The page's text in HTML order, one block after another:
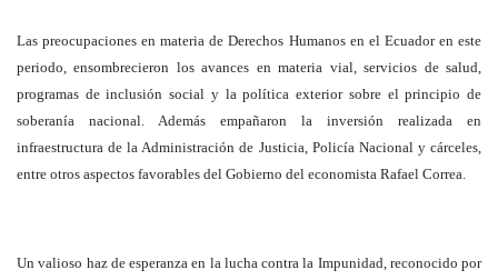
Las preocupaciones en materia de Derechos Humanos en el Ecuador en este
periodo, ensombrecieron los avances en materia vial, servicios de salud,
programas de inclusión social y la política exterior sobre el principio de
soberanía nacional. Además empañaron la inversión realizada en
infraestructura de la Administración de Justicia, Policía Nacional y cárceles,
entre otros aspectos favorables del Gobierno del economista Rafael Correa.
Un valioso haz de esperanza en la lucha contra la Impunidad, reconocido por